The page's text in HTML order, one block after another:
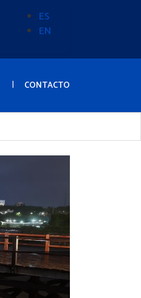
Alternador
(Content)
ES
EN
CONTACTO